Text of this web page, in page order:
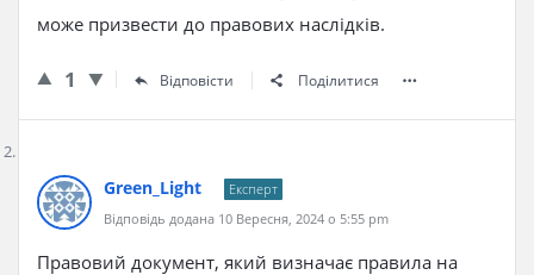
може призвести до правових наслідків.
1 Відповісти Поділитися
Green_Light
Експерт
Відповідь додана 10 Вересня, 2024 о 5:55 pm
Правовий документ, який визначає правила на